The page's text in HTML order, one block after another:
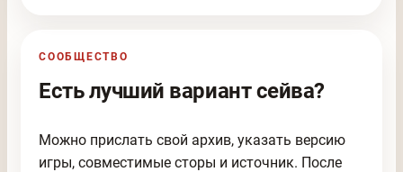
СООБЩЕСТВО
Есть лучший вариант сейва?
Можно прислать свой архив, указать версию
игры, совместимые сторы и источник. После